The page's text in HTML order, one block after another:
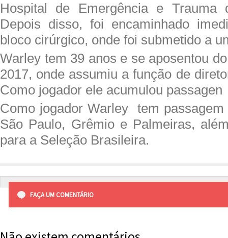
Hospital de Emergência e Trauma
Depois disso, foi encaminhado
bloco cirúrgico, onde foi submetido a
Warley tem 39 anos e se aposentou
2017, onde assumiu a função de
Como jogador ele acumulou passagen
Como jogador Warley tem
São Paulo, Grêmio e Palmeiras,
para a Seleção Brasileira.
FAÇA UM COMENTÁRIO